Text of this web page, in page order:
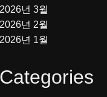
2026년 3월
2026년 2월
2026년 1월
Categories